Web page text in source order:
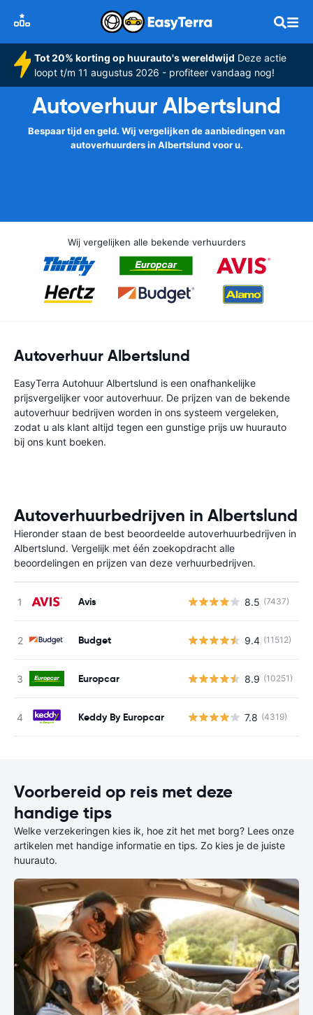
Tot 20% korting op huurauto's wereldwijd Deze actie
loopt t/m 11 augustus 2026 - profiteer vandaag nog!
Autoverhuur Albertslund
Bespaar tijd en geld. Wij vergelijken de aanbiedingen van
autoverhuurders in Albertslund voor u.
Wij vergelijken alle bekende verhuurders
Autoverhuur Albertslund
EasyTerra Autohuur Albertslund is een onafhankelijke
prijsvergelijker voor autoverhuur. De prijzen van de bekende
autoverhuur bedrijven worden in ons systeem vergeleken,
zodat u als klant altijd tegen een gunstige prijs uw huurauto
bij ons kunt boeken.
Autoverhuurbedrijven in Albertslund
Hieronder staan de best beoordeelde autoverhuurbedrijven in
Albertslund. Vergelijk met één zoekopdracht alle
beoordelingen en prijzen van deze verhuurbedrijven.
Avis 8.5 (7437)
Budget 9.4 (11512)
Europcar 8.9 (10251)
Keddy By Europcar 7.8 (4319)
Voorbereid op reis met deze
handige tips
Welke verzekeringen kies ik, hoe zit het met borg? Lees onze
artikelen met handige informatie en tips. Zo kies je de juiste
huurauto.